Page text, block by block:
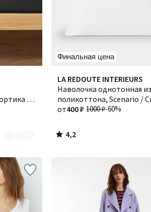
25
Финальная цена
LA REDOUTE INTERIEURS
Наволочка однотонная из
поликоттона, Scenario /
1000 ₽-60%
от400 ₽
4,2
/ 5
Количество
цветов:
6
4,2
/